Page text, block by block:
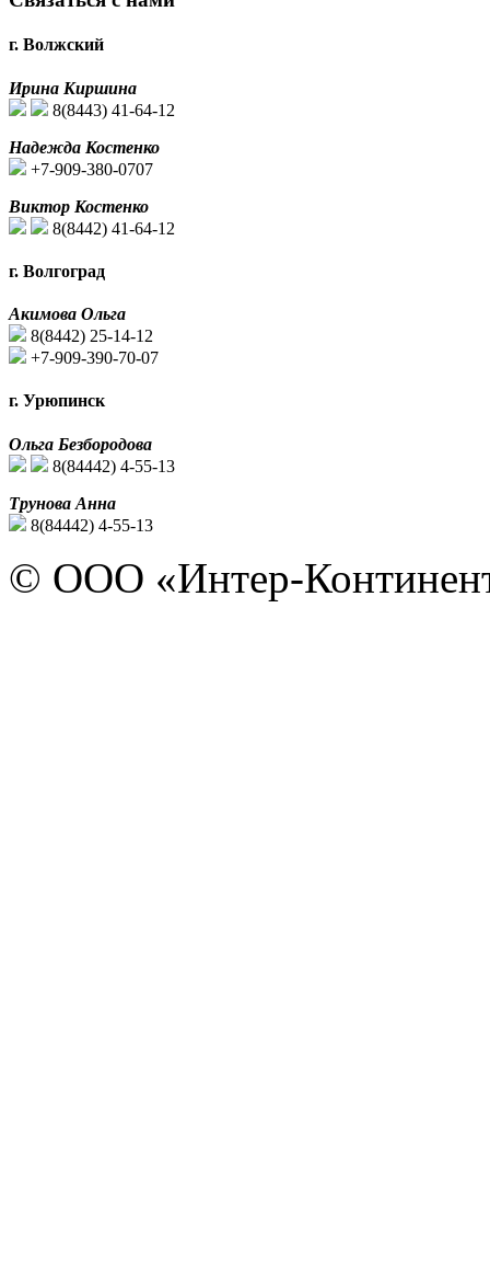
г. Волжский
Ирина Киршина
8(8443) 41-64-12
Надежда Костенко
+7-909-380-0707
Виктор Костенко
8(8442) 41-64-12
г. Волгоград
Акимова Ольга
8(8442) 25-14-12
+7-909-390-70-07
г. Урюпинск
Ольга Безбородова
8(84442) 4-55-13
Трунова Анна
8(84442) 4-55-13
© ООО «Интер-